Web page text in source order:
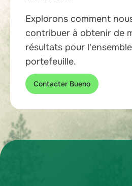
Explorons comment
contribuer à obtenir de
résultats pour
portefeuille.
Contacter Bueno